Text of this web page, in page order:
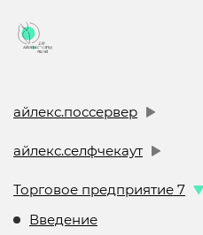
айлекс.поссервер
айлекс.селфчекаут
Торговое предприятие 7
Введение